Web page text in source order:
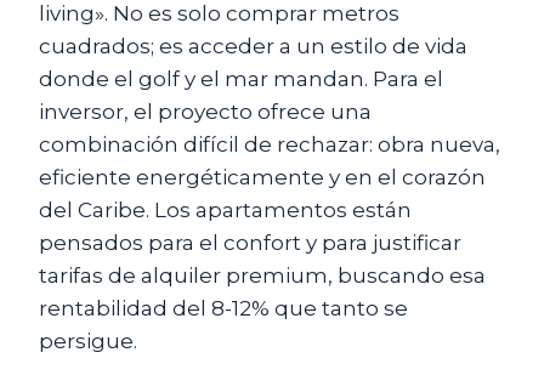
living». No es solo comprar metros
cuadrados; es acceder a un estilo de vida
donde el golf y el mar mandan. Para el
inversor, el proyecto ofrece una
combinación difícil de rechazar: obra nueva,
eficiente energéticamente y en el corazón
del Caribe. Los apartamentos están
pensados para el confort y para justificar
tarifas de alquiler premium, buscando esa
rentabilidad del 8-12% que tanto se
persigue.